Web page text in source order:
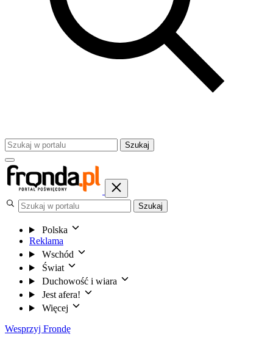
Szukaj
Szukaj
Polska
Reklama
Wschód
Świat
Duchowość i wiara
Jest afera!
Więcej
Wesprzyj Frondę